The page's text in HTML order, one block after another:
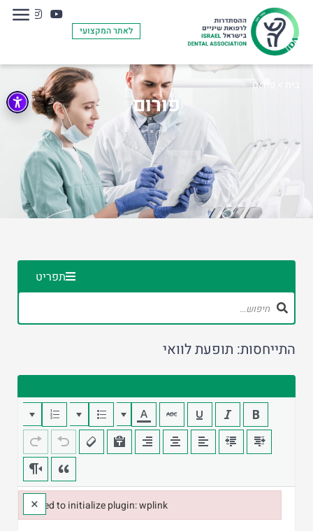
לאתר המקצועי
פורום
פורום
תפריט
התייחסות: תופעת לוואי
Failed to initialize plugin: wplink
×
Failed to initialize plugin: wplink